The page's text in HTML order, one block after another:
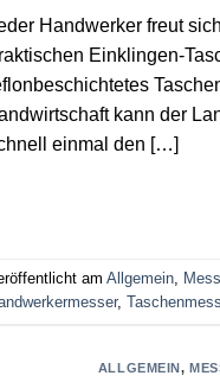
Handwerker freut
Einklingen-
kann der
einmal den […]
am Allgemein
,
ALLGEMEIN,